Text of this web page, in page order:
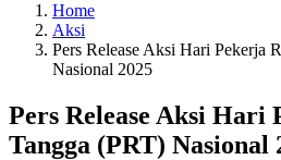
Home
Aksi
Pers Release Aksi Hari Pekerja
Nasional 2025
Pers Release Aksi Hari
Tangga (PRT) Nasional